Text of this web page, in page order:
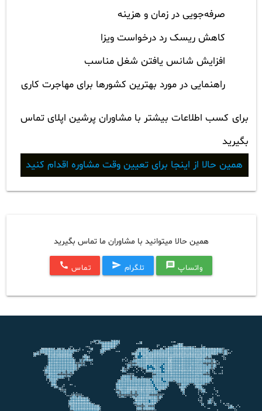
صرفه‌جویی در زمان و هزینه
کاهش ریسک رد درخواست ویزا
افزایش شانس یافتن شغل مناسب
راهنمایی در مورد بهترین کشورها برای مهاجرت کاری
برای کسب اطلاعات بیشتر با مشاوران پرشین اپلای تماس
بگیرید
همین حالا از اینجا برای تعیین وقت مشاوره اقدام کنید
همین حالا میتوانید با مشاوران ما تماس بگیرید
واتساپ message تلگرام send تماس call